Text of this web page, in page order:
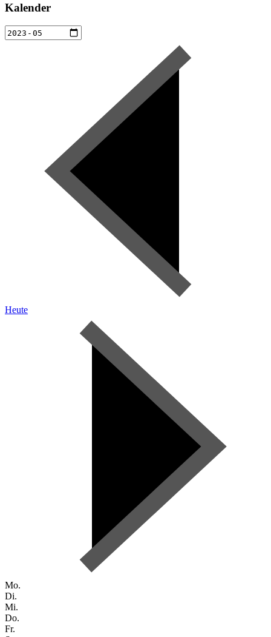
Kalender
Heute
Mo.
Di.
Mi.
Do.
Fr.